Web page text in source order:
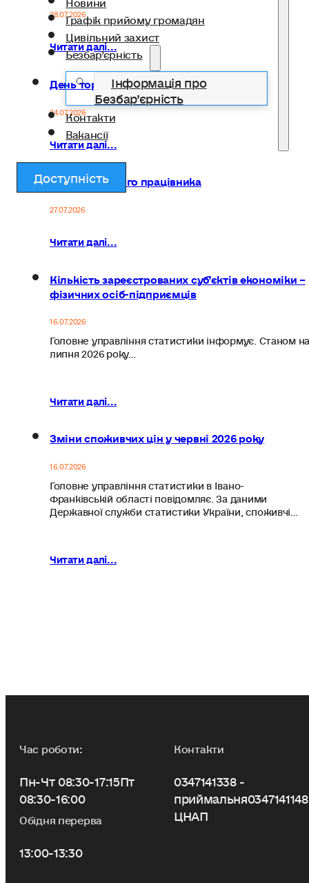
Графік прийому громадян
Цивільний захист
Безбар’єрність
Інформація про
Безбар’єрність
Контакти
Вакансії
Доступність
28.07.2026
Читати далі...
День торгівлі
24.07.2026
Читати далі...
День медичного працівника
27.07.2026
Читати далі...
Кількість зареєстрованих суб’єктів економіки –
фізичних осіб-підприємців
16.07.2026
Головне управління статистики інформує. Станом
липня 2026 року…
Читати далі...
Зміни споживчих цін у червні 2026 року
16.07.2026
Головне управління статистики в Івано-
Франківській області повідомляє. За даними
Державної служби статистики України, споживчі…
Читати далі...
Час роботи:
Пн-Чт 08:30-17:15Пт
08:30-16:00
Обідня перерва
13:00-13:30
Контакти
0347141338 -
приймальня
ЦНАП